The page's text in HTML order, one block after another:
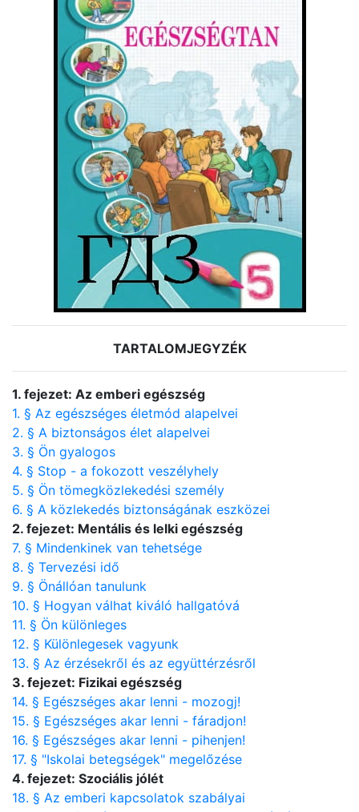
TARTALOMJEGYZÉK
1. fejezet: Az emberi egészség
1. § Az egészséges életmód alapelvei
2. § A biztonságos élet alapelvei
3. § Ön gyalogos
4. § Stop - a fokozott veszélyhely
5. § Ön tömegközlekedési személy
6. § A közlekedés biztonságának eszközei
2. fejezet: Mentális és lelki egészség
7. § Mindenkinek van tehetsége
8. § Tervezési idő
9. § Önállóan tanulunk
10. § Hogyan válhat kiváló hallgatóvá
11. § Ön különleges
12. § Különlegesek vagyunk
13. § Az érzésekről és az együttérzésről
3. fejezet: Fizikai egészség
14. § Egészséges akar lenni - mozogj!
15. § Egészséges akar lenni - fáradjon!
16. § Egészséges akar lenni - pihenjen!
17. § "Iskolai betegségek" megelőzése
4. fejezet: Szociális jólét
18. § Az emberi kapcsolatok szabályai